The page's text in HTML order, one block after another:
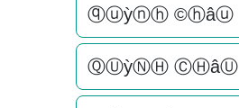
ⓠⓤỳⓝⓗ ©ⓗâⓤ
ⓆⓊỳⓃⒽ ⒸⒽâⓊ